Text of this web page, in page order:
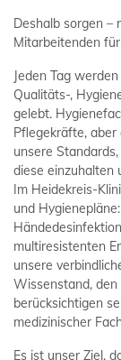
Deshalb sorgen –
Mitarbeitenden
Jeden Tag
Qualitäts-,
gelebt.
Pflegekräfte,
unsere
diese einzuhalten
Im Heidekreis-
und
multiresistenten
unsere
Wissenstand,
berücksichtigen
medizinischer
Es ist unser Ziel,